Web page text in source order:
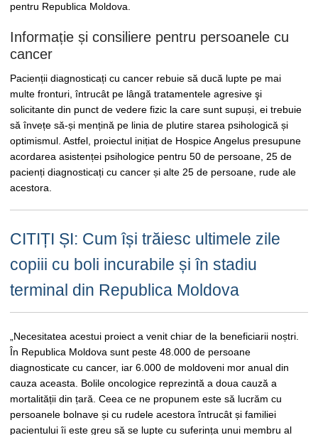
pentru Republica Moldova.
Informație și consiliere pentru persoanele cu
cancer
Pacienții diagnosticați cu cancer rebuie să ducă lupte pe mai
multe fronturi, întrucât pe lângă tratamentele agresive şi
solicitante din punct de vedere fizic la care sunt supuși, ei trebuie
să învețe să-și mențină pe linia de plutire starea psihologică și
optimismul. Astfel, proiectul inițiat de Hospice Angelus presupune
acordarea asistenței psihologice pentru 50 de persoane, 25 de
pacienți diagnosticați cu cancer și alte 25 de persoane, rude ale
acestora.
CITIȚI ȘI: Cum își trăiesc ultimele zile
copiii cu boli incurabile și în stadiu
terminal din Republica Moldova
„Necesitatea acestui proiect a venit chiar de la beneficiarii noștri.
În Republica Moldova sunt peste 48.000 de persoane
diagnosticate cu cancer, iar 6.000 de moldoveni mor anual din
cauza aceasta. Bolile oncologice reprezintă a doua cauză a
mortalității din țară. Ceea ce ne propunem este să lucrăm cu
persoanele bolnave și cu rudele acestora întrucât și familiei
pacientului îi este greu să se lupte cu suferința unui membru al